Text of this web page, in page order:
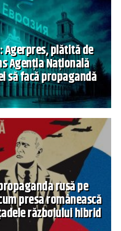
Agerpres, plătită de
Agenția Națională
să facă propagandă
rusă pe
presa românească
războiului hibrid